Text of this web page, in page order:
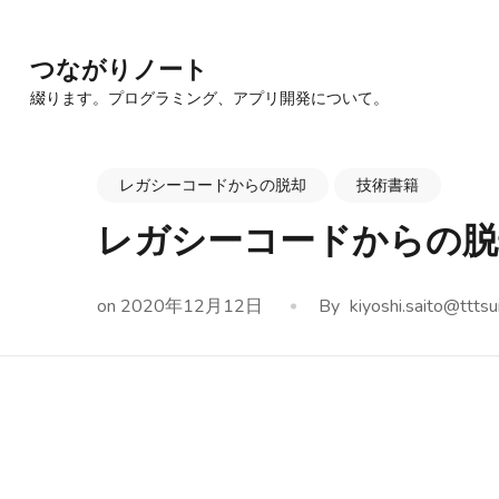
content
つながりノート
綴ります。プログラミング、アプリ開発について。
レガシーコードからの脱却 技術書籍
レガシーコードからの
on 2020年12月12日 By